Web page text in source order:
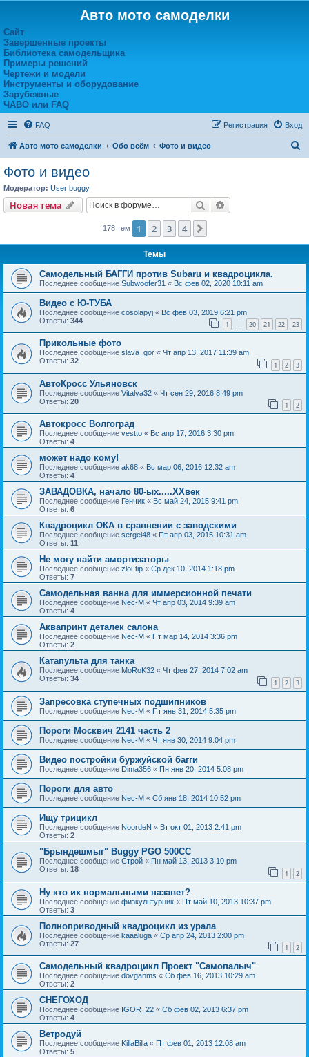
Авто мото самоделки
Сайт
Завершенные проекты
Библиотека самодельщика
Примеры решений
Чертежи и модели
Инструменты и оборудование
Зарубежные
ЧАВО или FAQ
FAQ Вход
Регистрация
Авто мото самоделки Обо всём Фото и видео
Фото и видео
Модератор: User buggy
Новая тема Поиск
178 тем 1 2 3 4
Темы
Самодельный БАГГИ против Subaru и квадроцикла.
Последнее сообщение Subwoofer31 « Вс фев 02, 2020 10:11 am
Видео с Ю-ТУБА
Последнее сообщение cosolapyj « Вс фев 03, 2019 6:21 pm
Ответы: 344 1 20 21 22 23
Прикольные фото
Последнее сообщение slava_gor « Чт апр 13, 2017 11:39 am
Ответы: 32 1 2 3
АвтоКросс Ульяновск
Последнее сообщение Vitalya32 « Чт сен 29, 2016 8:49 pm
Ответы: 20 1 2
Автокросс Волгоград
Последнее сообщение vestto « Вс апр 17, 2016 3:30 pm
Ответы: 4
может надо кому!
Последнее сообщение ak68 « Вс мар 06, 2016 12:32 am
Ответы: 4
ЗАВАДОВКА, начало 80-ых.....XXвек
Последнее сообщение Генчик « Вс май 24, 2015 9:41 pm
Ответы: 6
Квадроцикл ОКА в сравнении с заводскими
Последнее сообщение sergei48 « Пт апр 03, 2015 10:31 am
Ответы: 11
Не могу найти амортизаторы
Последнее сообщение zloi-tip « Ср дек 10, 2014 1:18 pm
Ответы: 7
Самодельная ванна для иммерсионной печати
Последнее сообщение Nec-M « Чт апр 03, 2014 9:39 am
Ответы: 4
Аквапринт деталек салона
Последнее сообщение Nec-M « Пт мар 14, 2014 3:36 pm
Ответы: 2
Катапульта для танка
Последнее сообщение MoRoK32 « Чт фев 27, 2014 7:02 am
Ответы: 34 1 2 3
Запресовка ступечных подшипников
Последнее сообщение Nec-M « Пт янв 31, 2014 5:35 pm
Пороги Москвич 2141 часть 2
Последнее сообщение Nec-M « Чт янв 30, 2014 9:04 pm
Видео постройки буржуйской багги
Последнее сообщение Dima356 « Пн янв 20, 2014 5:08 pm
Пороги для авто
Последнее сообщение Nec-M « Сб янв 18, 2014 10:52 pm
Ищу трицикл
Последнее сообщение NoordeN « Вт окт 01, 2013 2:41 pm
Ответы: 2
"Брындешмыг" Buggy PGO 500CC
Последнее сообщение Строй « Пн май 13, 2013 3:10 pm
Ответы: 18 1 2
Ну кто их нормальными назавет?
Последнее сообщение физкультурник « Пт май 10, 2013 10:37 pm
Ответы: 3
Полноприводный квадроцикл из урала
Последнее сообщение kaaaluga « Ср апр 24, 2013 2:00 pm
Ответы: 27 1 2
Самодельный квадроцикл Проект "Самопалыч"
Последнее сообщение dovganms « Сб фев 16, 2013 10:29 am
Ответы: 2
СНЕГОХОД
Последнее сообщение IGOR_22 « Сб фев 02, 2013 6:37 pm
Ответы: 4
Ветродуй
Последнее сообщение KillaBilla « Пт фев 01, 2013 12:08 am
Ответы: 5